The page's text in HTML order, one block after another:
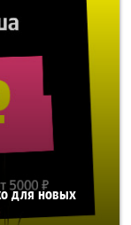
для новых